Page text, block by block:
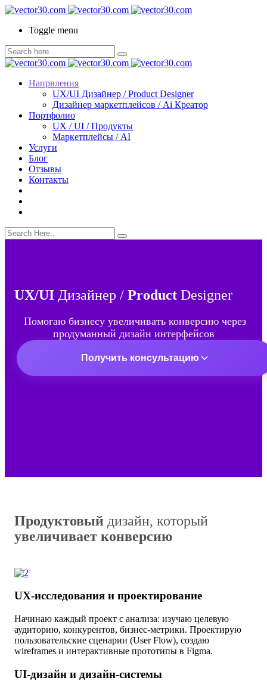
Toggle menu
Напрвления
UX/UI Дизайнер / Product Designer
Дизайнер маркетплейсов / Ai Креатор
Портфолио
UX / UI / Продукты
Маркетплейсы / AI
Услуги
Блог
Отзывы
Контакты
UX/UI Дизайнер / Product Designer
Помогаю бизнесу увеличивать конверсию через
продуманный дизайн интерфейсов
Получить консультацию
Продуктовый дизайн, который
увеличивает конверсию
UX-исследования и проектирование
Начинаю каждый проект с анализа: изучаю целевую
аудиторию, конкурентов, бизнес-метрики. Проектирую
пользовательские сценарии (User Flow), создаю
wireframes и интерактивные прототипы в Figma.
UI-дизайн и дизайн-системы